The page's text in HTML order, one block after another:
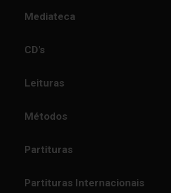
Mediateca
CD's
Leituras
Métodos
Partituras
Partituras Internacionais